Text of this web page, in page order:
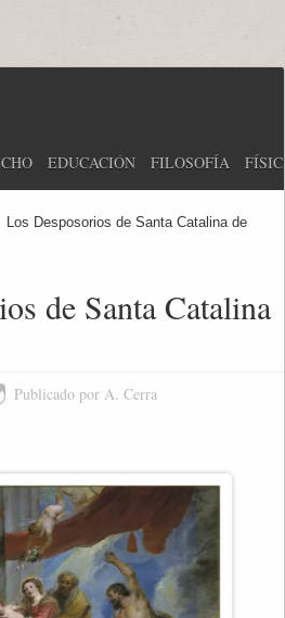
EDUCACIÓN FILOSOFÍA
Los Desposorios de Santa Catalina de
de Santa Catalina
Publicado por A. Cerra